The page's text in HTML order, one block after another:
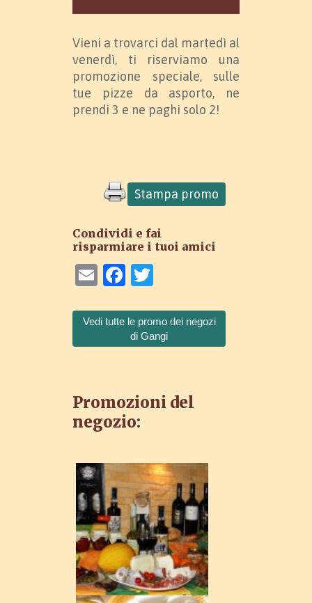
Vieni a trovarci dal martedì al
venerdì, ti riserviamo una
promozione speciale, sulle
tue pizze da asporto, ne
prendi 3 e ne paghi solo 2!
Stampa promo
Condividi e fai
risparmiare i tuoi amici
EmailFacebook
Vedi tutte le promo dei negozi
di Gangi
Promozioni del
negozio: